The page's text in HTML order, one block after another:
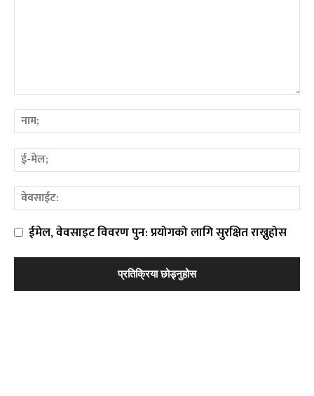
ईमेल, वेवसाइट विवरण पुन: प्रयोगको लागि सुरक्षित राख्नुहोस